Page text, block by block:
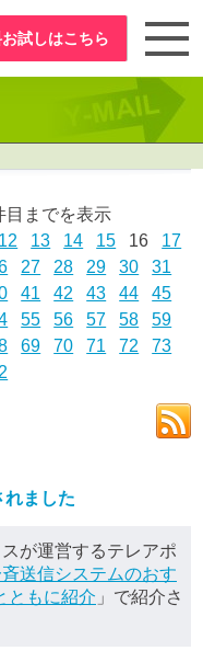
試しはこちら
目までを表示
12 13 14 15 16 17
27 28 29 30
31
41 42 43 44
45
55 56 57 58
59
69 70 71 72
73
れました
が運営するテレアポ
斉送信システムのおす
ともに紹介 」で紹介さ